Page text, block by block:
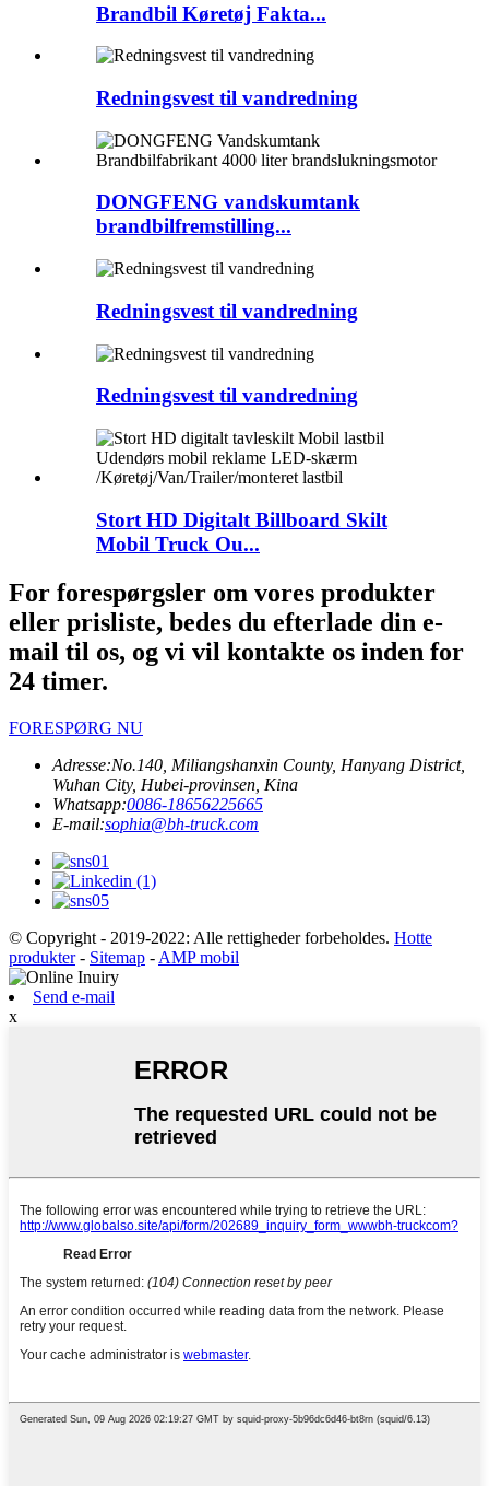
Brandbil Køretøj Fakta...
Redningsvest til vandredning
DONGFENG vandskumtank
brandbilfremstilling...
Redningsvest til vandredning
Redningsvest til vandredning
Stort HD Digitalt Billboard Skilt
Mobil Truck Ou...
For forespørgsler om vores produkter
eller prisliste, bedes du efterlade din e-
mail til os, og vi vil kontakte os inden for
24 timer.
FORESPØRG NU
Adresse:No.140, Miliangshanxin County, Hanyang District,
Wuhan City, Hubei-provinsen, Kina
Whatsapp:0086-18656225665
E-mail:sophia@bh-truck.com
© Copyright - 2019-2022: Alle rettigheder forbeholdes. Hotte
produkter- Sitemap - AMP mobil
Send e-mail
x